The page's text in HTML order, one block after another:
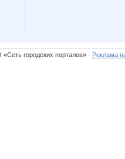
городских порталов» · Реклама